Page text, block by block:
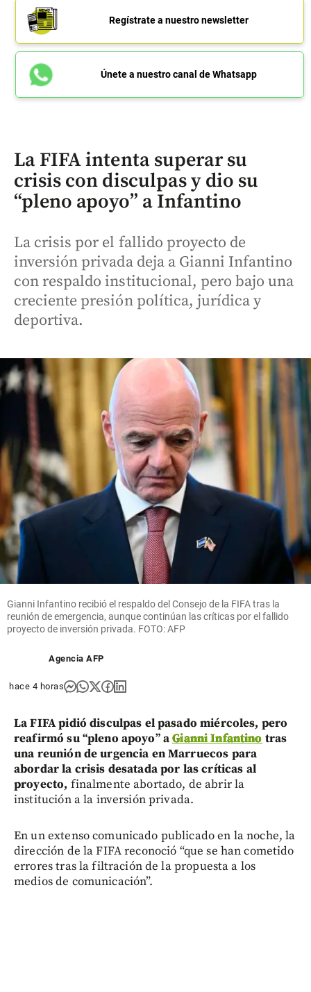
Regístrate a nuestro newsletter
Únete a nuestro canal de Whatsapp
La FIFA intenta superar su
crisis con disculpas y dio su
“pleno apoyo” a Infantino
La crisis por el fallido proyecto de
inversión privada deja a Gianni Infantino
con respaldo institucional, pero bajo una
creciente presión política, jurídica y
deportiva.
Gianni Infantino recibió el respaldo del Consejo de la FIFA tras la
reunión de emergencia, aunque continúan las críticas por el fallido
proyecto de inversión privada. FOTO: AFP
Agencia AFP
hace 4 horas
La FIFA pidió disculpas el pasado miércoles, pero
reafirmó su “pleno apoyo” aGianni Infantino tras
una reunión de urgencia en Marruecos para
abordar la crisis desatada por las críticas al
proyecto, finalmente abortado, de abrir la
institución a la inversión privada.
En un extenso comunicado publicado en la noche, la
dirección de la FIFA reconoció “que se han cometido
errores tras la filtración de la propuesta a los
medios de comunicación”.